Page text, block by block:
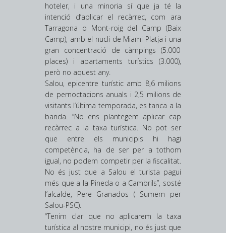
hoteler, i una minoria sí que ja té la
intenció d’aplicar el recàrrec, com ara
Tarragona o Mont-roig del Camp (Baix
Camp), amb el nucli de Miami Platja i una
gran concentració de càmpings (5.000
places) i apartaments turístics (3.000),
però no aquest any.
Salou, epicentre turístic amb 8,6 milions
de pernoctacions anuals i 2,5 milions de
visitants l’última temporada, es tanca a la
banda. “No ens plantegem aplicar cap
recàrrec a la taxa turística. No pot ser
que entre els municipis hi hagi
competència, ha de ser per a tothom
igual, no podem competir per la fiscalitat.
No és just que a Salou el turista pagui
més que a la Pineda o a Cambrils”, sosté
l’alcalde, Pere Granados ( Sumem per
Salou-PSC).
“Tenim clar que no aplicarem la taxa
turística al nostre municipi, no és just que